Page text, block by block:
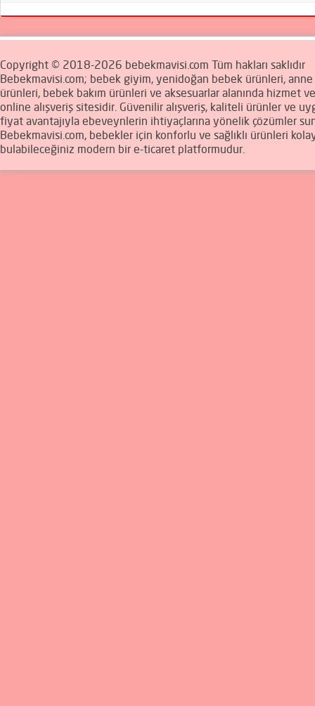
Copyright © 2018-2026 bebekmavisi.com Tüm hakları saklıdır
Bebekmavisi.com; bebek giyim, yenidoğan bebek ürünleri,
ürünleri, bebek bakım ürünleri ve aksesuarlar alanında hizmet
online alışveriş sitesidir. Güvenilir alışveriş, kaliteli ürünler ve
fiyat avantajıyla ebeveynlerin ihtiyaçlarına yönelik çözümler
Bebekmavisi.com, bebekler için konforlu ve sağlıklı ürünleri
bulabileceğiniz modern bir e-ticaret platformudur.